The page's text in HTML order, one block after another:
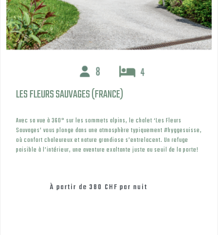
LES FLEURS SAUVAGES (FRANCE)
Avec sa vue à 360° sur les sommets alpins, le chalet ‘Les Fleurs
Sauvages’ vous plonge dans une atmosphère typiquement #hyggesuisse,
où confort chaleureux et nature grandiose s’entrelacent. Un refuge
paisible à l’intérieur, une aventure exaltante juste au seuil de la porte!
À partir de 380 CHF par nuit